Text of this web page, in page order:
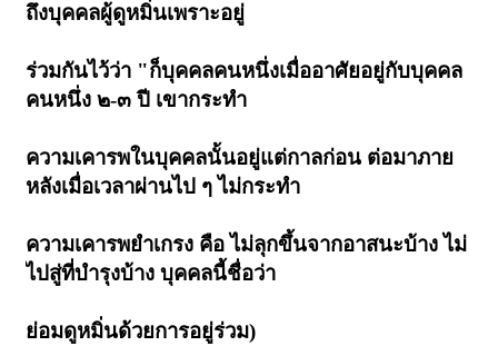
ถึงบุคคลผู้ดูหมิ่นเพราะอยู่
ร่วมกันไว้ว่า "ก็บุคคลคนหนึ่งเมื่ออาศัยอยู่กับบุคคล
คนหนึ่ง ๒-๓ ปี เขากระทำ
ความเคารพในบุคคลนั้นอยู่แต่กาลก่อน ต่อมาภาย
หลังเมื่อเวลาผ่านไป ๆ ไม่กระทำ
ความเคารพยำเกรง คือ ไม่ลุกขึ้นจากอาสนะบ้าง ไม่
ไปสู่ที่บำรุงบ้าง บุคคลนี้ชื่อว่า
ย่อมดูหมิ่นด้วยการอยู่ร่วม)